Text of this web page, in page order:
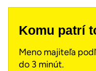
Komu patrí
Meno majiteľa
do 3 minút.